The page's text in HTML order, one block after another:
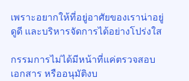
เพราะอยากให้ที่อยู่อาศัยของเราน่าอยู่
ดูดี และบริหารจัดการได้อย่างโปร่งใส
กรรมการไม่ได้มีหน้าที่แค่ตรวจสอบ
เอกสาร หรืออนุมัติงบ